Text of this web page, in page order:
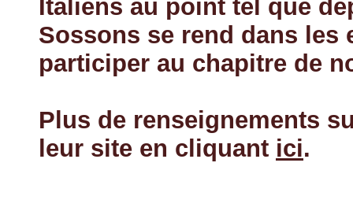
Italiens au point tel que
Sossons se rend dans les
participer au chapitre de
Plus de renseignements
leur site en cliquant ici.